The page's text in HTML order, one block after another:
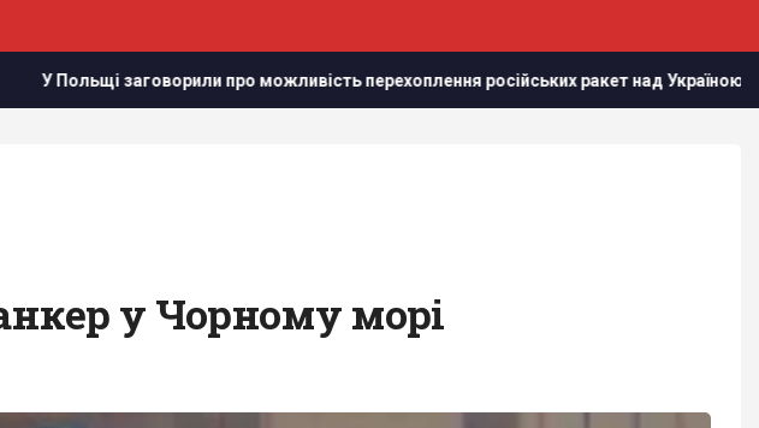
про можливість перехоплення російських ракет над Україною, - PAP
у Чорному морі